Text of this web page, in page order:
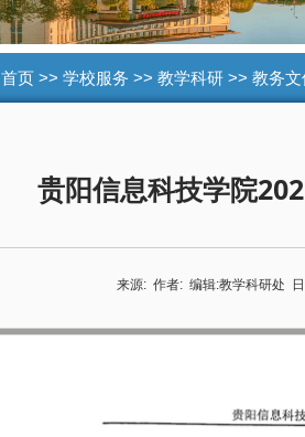
首页>> 学校服务 >> 教学科研>> 教务文
贵阳信息科技学院
来源:作者:编辑:教学科研处